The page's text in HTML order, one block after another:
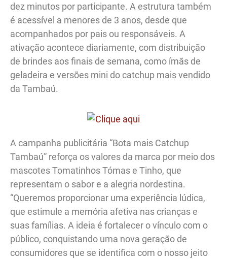
dez minutos por participante. A estrutura também
é acessível a menores de 3 anos, desde que
acompanhados por pais ou responsáveis. A
ativação acontece diariamente, com distribuição
de brindes aos finais de semana, como ímãs de
geladeira e versões mini do catchup mais vendido
da Tambaú.
A campanha publicitária “Bota mais Catchup
Tambaú” reforça os valores da marca por meio dos
mascotes Tomatinhos Tómas e Tinho, que
representam o sabor e a alegria nordestina.
“Queremos proporcionar uma experiência lúdica,
que estimule a memória afetiva nas crianças e
suas famílias. A ideia é fortalecer o vínculo com o
público, conquistando uma nova geração de
consumidores que se identifica com o nosso jeito